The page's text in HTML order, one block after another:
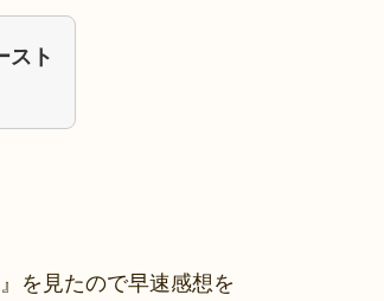
スト
を見たので早速感想を